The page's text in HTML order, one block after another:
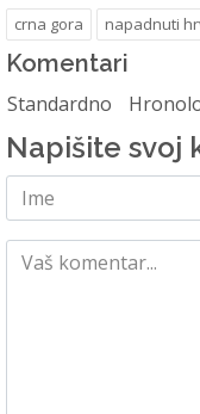
crna gora napadnuti
Komentari
Standardno
Napišite svoj